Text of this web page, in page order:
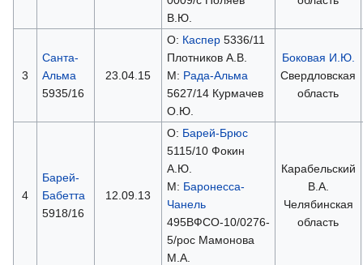
В.Ю.
3
Санта-
Альма
5935/16
23.04.15
О: Каспер5336/11
Плотников А.В.
М: Рада-Альма
5627/14 Курмачев
О.Ю.
Боковая И.Ю.
Свердловская
область
4
Барей-
Бабетта
5918/16
12.09.13
О: Барей-Брюс
5115/10 Фокин
А.Ю.
М: Баронесса-
Чанель
495ВФСО-10/0276-
5/рос Мамонова
М.А.
Карабельский
В.А.
Челябинская
область